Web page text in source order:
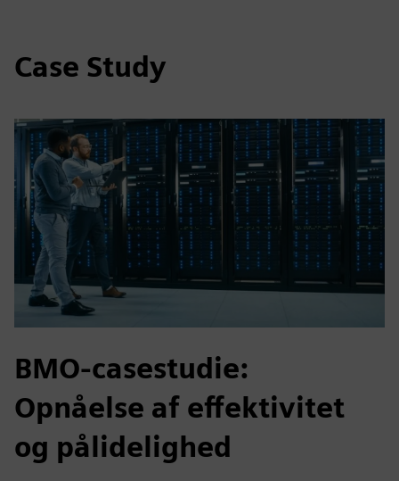
Case Study
BMO-casestudie:
Opnåelse af effektivitet
og pålidelighed